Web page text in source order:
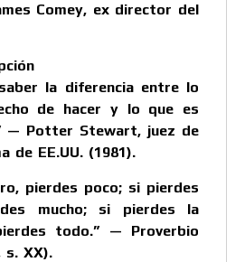
Comey, ex director del
la diferencia entre lo
de hacer y lo que es
— Potter Stewart, juez de
de EE.UU. (1981).
pierdes poco; si pierdes
mucho; si pierdes la
todo.” — Proverbio
s. XX).